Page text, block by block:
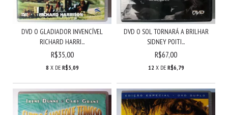
DVD O GLADIADOR INVENCÍVEL
RICHARD HARRI...
R$35,00
8 X DE R$5,09
DVD O SOL TORNARÁ A BRILHAR
SIDNEY POITI...
R$67,00
12 X DE R$6,79